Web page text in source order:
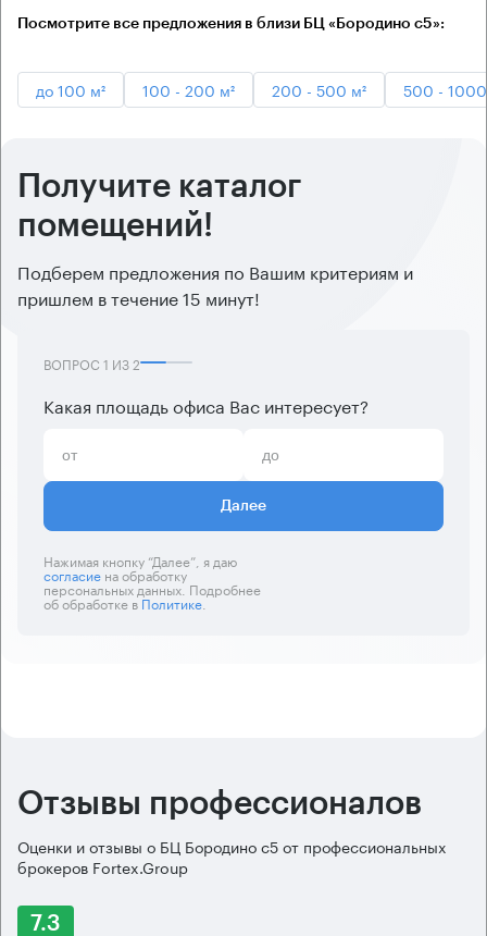
Посмотрите все предложения в близи БЦ «Бородино с5»:
до 100 м² 100 - 200 м² 200 - 500 м² 500 -
Получите каталог
помещений!
Подберем предложения по Вашим критериям и
пришлем в течение 15 минут!
ВОПРОС 1 ИЗ2
Какая площадь офиса Вас интересует?
Далее
Нажимая кнопку “Далее”, я даю
согласиена обработку
персональных данных. Подробнее
об обработке вПолитике.
Отзывы профессионалов
Оценки и отзывы о БЦ Бородино с5 от профессиональных
брокеров Fortex.Group
7.3